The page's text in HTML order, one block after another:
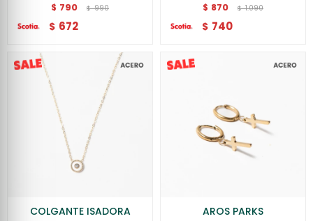
$ 790 $ 990
$ 672
$ 870 $ 1.090
$ 740
COLGANTE ISADORA AROS PARKS